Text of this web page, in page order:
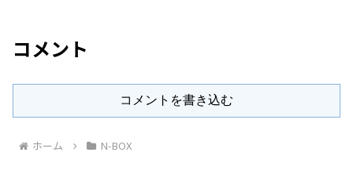
コメント
コメントを書き込む
ホーム N-BOX